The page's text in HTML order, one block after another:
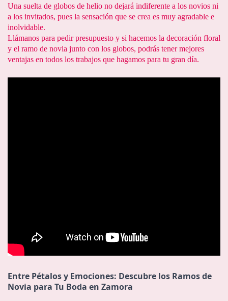
Una suelta de globos de helio no dejará indiferente a los novios ni
a los invitados, pues la sensación que se crea es muy agradable e
inolvidable.
Llámanos para pedir presupuesto y si hacemos la decoración floral
y el ramo de novia junto con los globos, podrás tener mejores
ventajas en todos los trabajos que hagamos para tu gran día.
Entre Pétalos y Emociones: Descubre los Ramos de
Novia para Tu Boda en Zamora